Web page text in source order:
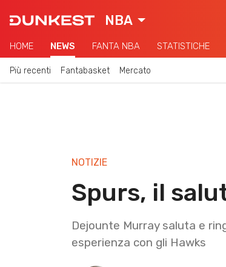
NBA
HOME NEWS FANTA NBA STATISTICHE
Più recenti Fantabasket Mercato
NOTIZIE
Spurs, il
Dejounte Murray saluta e
esperienza con gli Hawks